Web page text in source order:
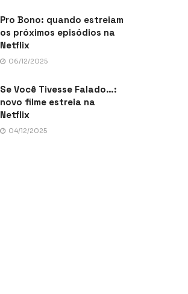
Pro Bono: quando estreiam
os próximos episódios na
Netflix
06/12/2025
Se Você Tivesse Falado…:
novo filme estreia na
Netflix
04/12/2025